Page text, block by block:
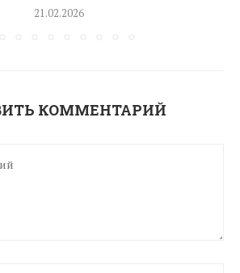
21.02.2026
КОММЕНТАРИЙ